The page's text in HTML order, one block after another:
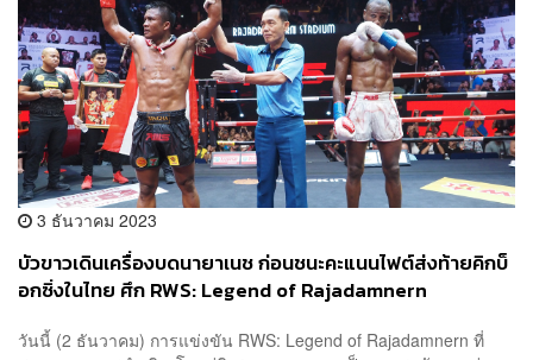
3 ธันวาคม 2023
บัวขาวเดินเครื่องบดนายาเนช ก่อนชนะคะแนนไฟต์ส่งท้ายคิกบ็
อกซิ่งในไทย ศึก RWS: Legend of Rajadamnern
วันนี้ (2 ธันวาคม) การแข่งขัน RWS: Legend of Rajadamnern ที่